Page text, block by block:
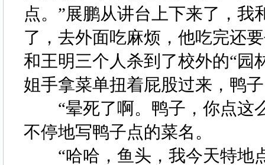
点。”展鹏从讲台上下来了，
了，去外面吃麻烦，他吃完还
和王明三个人杀到了校外的“园
姐手拿菜单扭着屁股过来，鸭
“晕死了啊。鸭子，你点这
不停地写鸭子点的菜名。
“哈哈，鱼头，我今天特地